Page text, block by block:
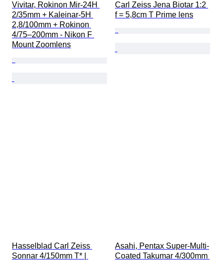
Vivitar, Rokinon Mir-24H
2/35mm + Kaleinar-5H
2,8/100mm + Rokinon
4/75–200mm - Nikon F
Mount Zoomlens
Carl Zeiss Jena Biotar 1:2
f = 5,8cm T Prime lens
Hasselblad Carl Zeiss
Sonnar 4/150mm T* |
Asahi, Pentax Super-Multi-
Coated Takumar 4/300mm